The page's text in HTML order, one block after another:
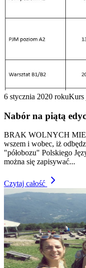
6 stycznia 2020 rokuKurs
Nabór na piątą
BRAK WOLNYCH
wszem i wobec, iż
"półobozu" Polskiego
można się zapisywać...
Czytaj całość